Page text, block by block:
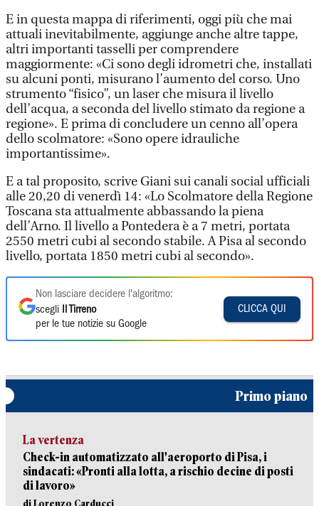
E in questa mappa di riferimenti, oggi più che mai
attuali inevitabilmente, aggiunge anche altre tappe,
altri importanti tasselli per comprendere
maggiormente: «Ci sono degli idrometri che, installati
su alcuni ponti, misurano l’aumento del corso. Uno
strumento “fisico”, un laser che misura il livello
dell’acqua, a seconda del livello stimato da regione a
regione». E prima di concludere un cenno all’opera
dello scolmatore: «Sono opere idrauliche
importantissime».
E a tal proposito, scrive Giani sui canali social ufficiali
alle 20,20 di venerdì 14: «Lo Scolmatore della Regione
Toscana sta attualmente abbassando la piena
dell’Arno. Il livello a Pontedera è a 7 metri, portata
2550 metri cubi al secondo stabile. A Pisa al secondo
livello, portata 1850 metri cubi al secondo».
Non lasciare decidere l'algoritmo:
scegli
Il Tirreno
per le tue notizie su Google
CLICCA QUI
Primo piano
La vertenza
Check-in automatizzato all'aeroporto di Pisa, i
sindacati: «Pronti alla lotta, a rischio decine di posti
di lavoro»
di Lorenzo Carducci